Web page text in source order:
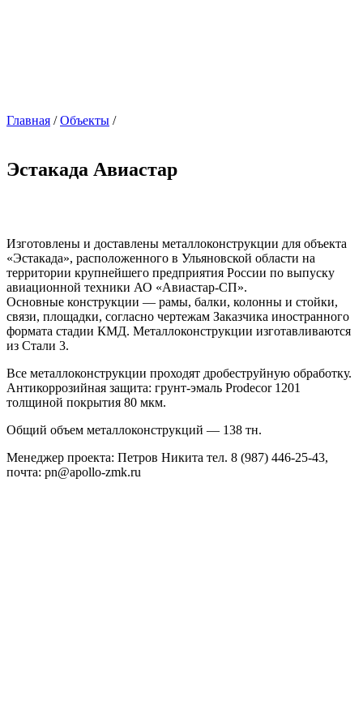
Главная /Объекты /
Эстакада Авиастар
Изготовлены и доставлены металлоконструкции для объекта
«Эстакада», расположенного в Ульяновской области на
территории крупнейшего предприятия России по выпуску
авиационной техники АО «Авиастар-СП».
Основные конструкции — рамы, балки, колонны и стойки,
связи, площадки, согласно чертежам Заказчика иностранного
формата стадии КМД. Металлоконструкции изготавливаются
из Стали 3.
Все металлоконструкции проходят дробеструйную обработку.
Антикоррозийная защита: грунт-эмаль Prodecor 1201
толщиной покрытия 80 мкм.
Общий объем металлоконструкций — 138 тн.
Менеджер проекта: Петров Никита тел. 8 (987) 446-25-43,
почта: pn@apollo-zmk.ru